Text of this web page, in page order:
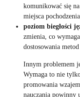
komunikować się
miejsca pochodzenia,
poziom biegłości
zmienia, co
dostosowania
Innym problemem
Wymaga to nie
promowania
nauczania powinny